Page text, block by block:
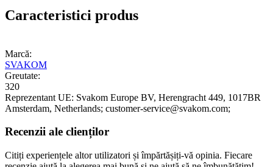
Caracteristici produs
Marcă:
SVAKOM
Greutate:
320
Reprezentant UE: Svakom Europe BV, Herengracht 449, 1017BR
Amsterdam, Netherlands; customer-service@svakom.com;
Recenzii ale clienților
Citiți experiențele altor utilizatori și împărtășiți-vă opinia. Fiecare